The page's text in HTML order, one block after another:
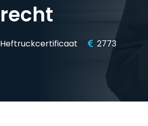
Heftruckcertificaat 2773